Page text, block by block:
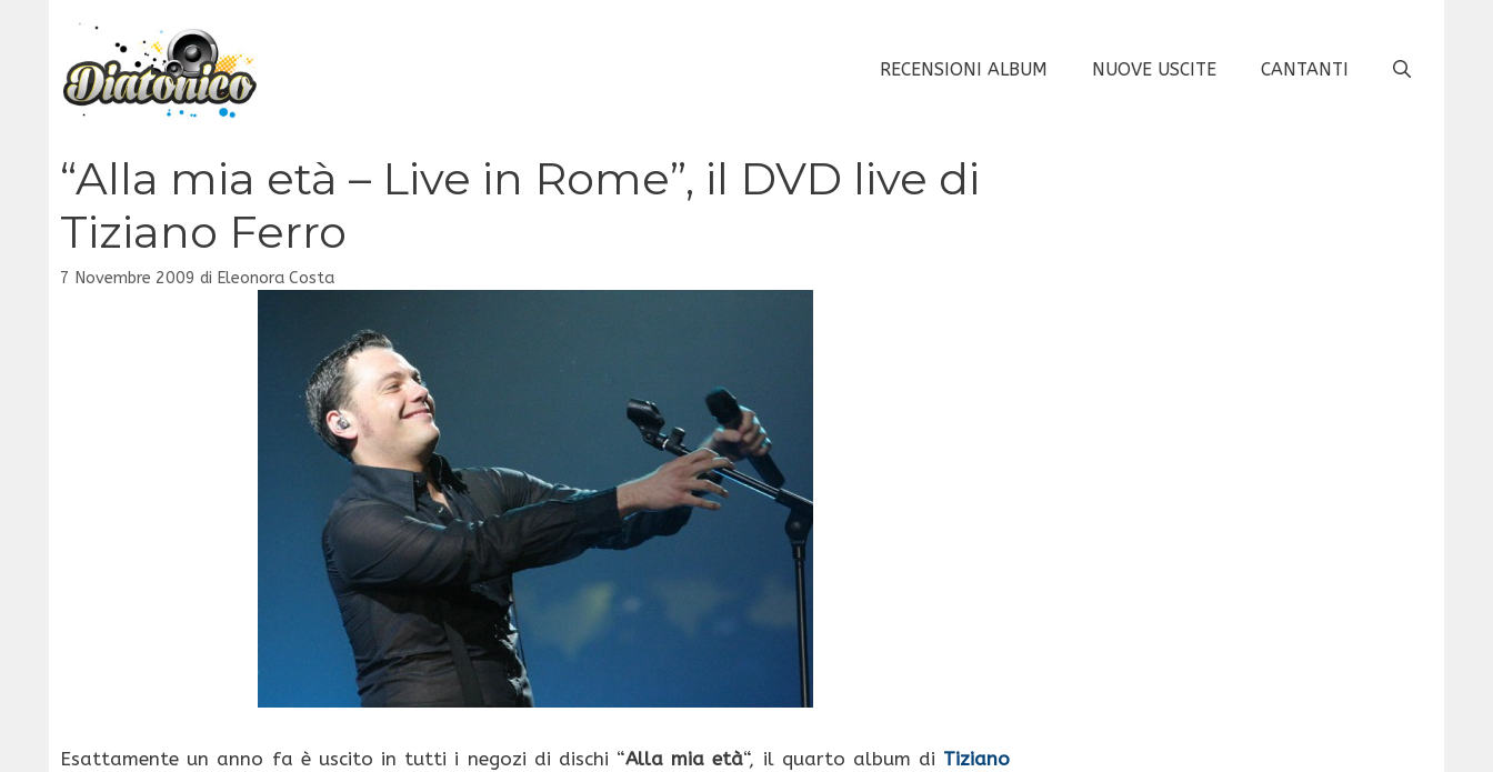
contenuto
RECENSIONI ALBUM NUOVE USCITE CANTANTI
“Alla mia età – Live in Rome”, il DVD live di
Tiziano Ferro
7 Novembre 2009 di Eleonora Costa
Esattamente un anno fa è uscito in tutti i negozi di dischi “Alla mia età“, il quarto album di Tiziano